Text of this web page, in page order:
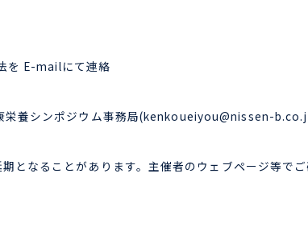
を E-mailにて連絡
養シンポジウム事務局(kenkoueiyou@nissen-
なることがあります。主催者のウェブページ等でご